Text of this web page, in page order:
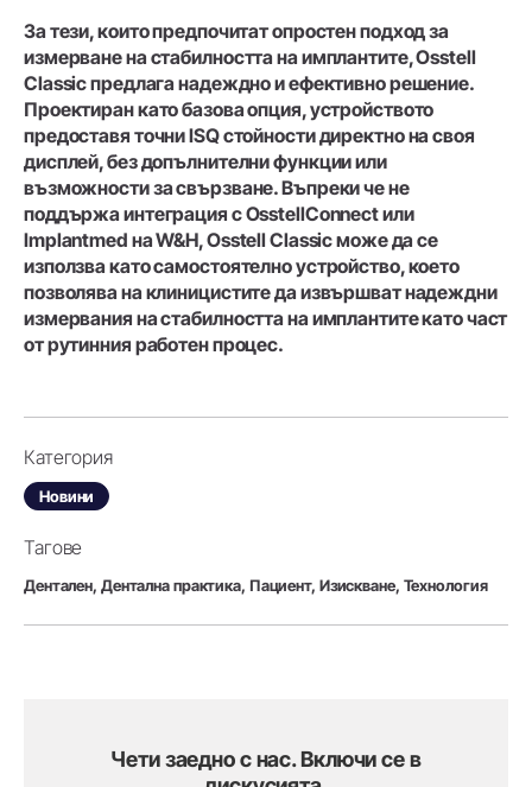
За тези, които предпочитат опростен подход за
измерване на стабилността на имплантите, Osstell
Classic предлага надеждно и ефективно решение.
Проектиран като базова опция, устройството
предоставя точни ISQ стойности директно на своя
дисплей, без допълнителни функции или
възможности за свързване. Въпреки че не
поддържа интеграция с OsstellConnect или
Implantmed на W&H, Osstell Classic може да се
използва като самостоятелно устройство, което
позволява на клиницистите да извършват надеждни
измервания на стабилността на имплантите като част
от рутинния работен процес.
Категория
Новини
Тагове
Дентален, Дентална практика, Пациент, Изискване, Технология
Чети заедно с нас. Включи се в